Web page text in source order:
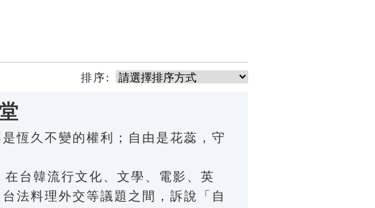
排序:
恆久不變的權利；自由是花蕊，守
台韓流行文化、文學、電影、英
法料理外交等議題之間，訴說「自